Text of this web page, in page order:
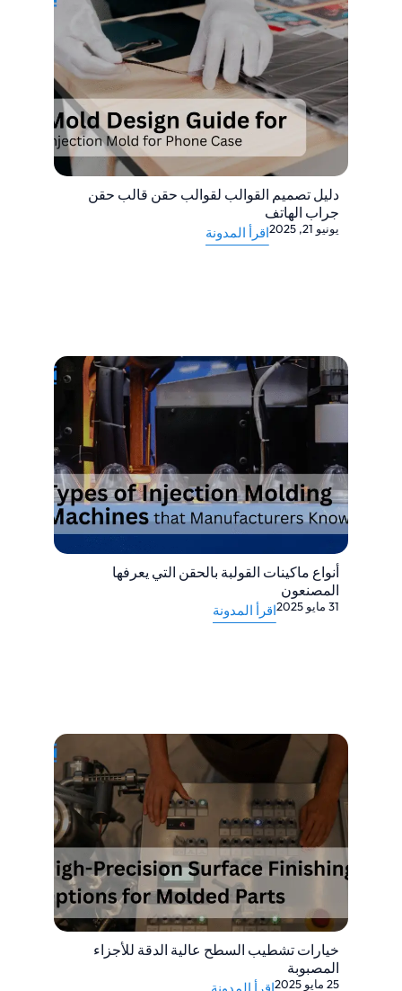
دليل تصميم القوالب لقوالب حقن قالب حقن
جراب الهاتف
يونيو 21, 2025 اقرأ المدونة
أنواع ماكينات القولبة بالحقن التي يعرفها
المصنعون
31 مايو 2025 اقرأ المدونة
خيارات تشطيب السطح عالية الدقة للأجزاء
المصبوبة
25 مايو 2025